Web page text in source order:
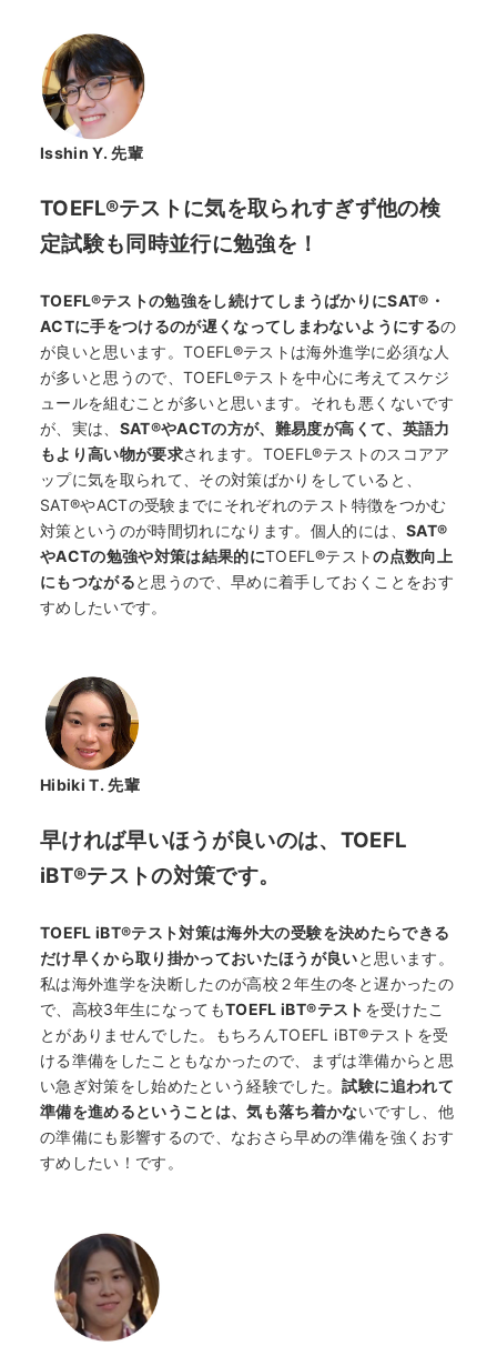
Isshin Y.先輩
TOEFL®テストに気を取られすぎず他の検
定試験も同時並行に勉強を！
TOEFL®テストの勉強をし続けてしまうばかりにSAT® ・
ACTに手をつけるのが遅くなってしまわないようにするの
が良いと思います。TOEFL®テストは海外進学に必須な人
が多いと思うので、TOEFL®テストを中心に考えてスケジ
ュールを組むことが多いと思います。それも悪くないです
が、実は、 SAT®やACTの方が、難易度が高くて、英語力
もより高い物が要求されます。TOEFL®テストのスコアア
ップに気を取られて、その対策ばかりをしていると、
SAT®やACTの受験までにそれぞれのテスト特徴をつかむ
対策というのが時間切れになります。個人的には、 SAT®
やACTの勉強や対策は結果的にTOEFL®テストの点数向上
にもつながると思うので、早めに着手しておくことをおす
すめしたいです。
Hibiki T. 先輩
早ければ早いほうが良いのは、TOEFL
iBT®テストの対策です。
TOEFL iBT®テスト対策は海外大の受験を決めたらできる
だけ早くから取り掛かっておいたほうが良いと思います。
私は海外進学を決断したのが高校２年生の冬と遅かったの
で、高校3年生になってもTOEFL iBT®テスト を受けたこ
とがありませんでした。もちろんTOEFL iBT®テストを受
ける準備をしたこともなかったので、まずは準備からと思
い急ぎ対策をし始めたという経験でした。試験に追われて
準備を進めるということは、気も落ち着かないですし、他
の準備にも影響するので、なおさら早めの準備を強くおす
すめしたい！です。